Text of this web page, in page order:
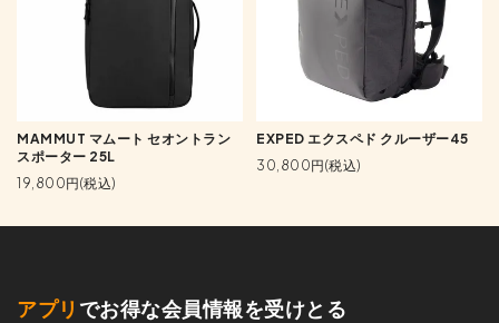
MAMMUT マムート セオントラン
スポーター 25L
19,800円(税込)
EXPED エクスペド クルーザー45
30,800円(税込)
アプリ でお得な会員情報を受けとる